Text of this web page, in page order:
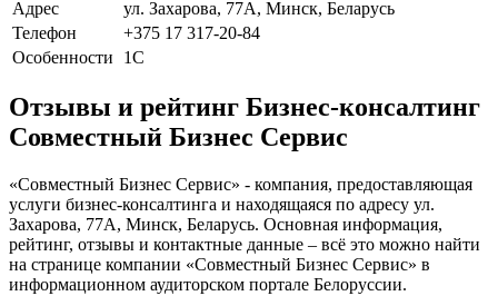
Адрес
ул. Захарова, 77А, Минск, Беларусь
Телефон
+375 17 317-20-84
Особенности
1С
Отзывы и рейтинг Бизнес-консалтинг
Совместный Бизнес Сервис
«Совместный Бизнес Сервис» - компания, предоставляющая
услуги бизнес-консалтинга и находящаяся по адресу ул.
Захарова, 77А, Минск, Беларусь. Основная информация,
рейтинг, отзывы и контактные данные – всё это можно найти
на странице компании «Совместный Бизнес Сервис» в
информационном аудиторском портале Белоруссии.